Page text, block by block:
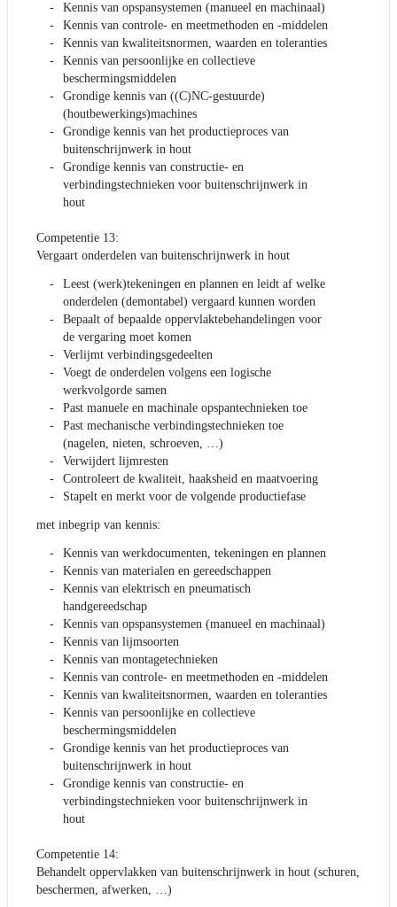
Kennis van opspansystemen (manueel en machinaal)
Kennis van controle- en meetmethoden en -middelen
Kennis van kwaliteitsnormen, waarden en toleranties
Kennis van persoonlijke en collectieve
beschermingsmiddelen
Grondige kennis van ((C)NC-gestuurde)
(houtbewerkings)machines
Grondige kennis van het productieproces van
buitenschrijnwerk in hout
Grondige kennis van constructie- en
verbindingstechnieken voor buitenschrijnwerk in
hout
Competentie 13:
Vergaart onderdelen van buitenschrijnwerk in hout
Leest (werk)tekeningen en plannen en leidt af welke
onderdelen (demontabel) vergaard kunnen worden
Bepaalt of bepaalde oppervlaktebehandelingen voor
de vergaring moet komen
Verlijmt verbindingsgedeelten
Voegt de onderdelen volgens een logische
werkvolgorde samen
Past manuele en machinale opspantechnieken toe
Past mechanische verbindingstechnieken toe
(nagelen, nieten, schroeven, …)
Verwijdert lijmresten
Controleert de kwaliteit, haaksheid en maatvoering
Stapelt en merkt voor de volgende productiefase
met inbegrip van kennis:
Kennis van werkdocumenten, tekeningen en plannen
Kennis van materialen en gereedschappen
Kennis van elektrisch en pneumatisch
handgereedschap
Kennis van opspansystemen (manueel en machinaal)
Kennis van lijmsoorten
Kennis van montagetechnieken
Kennis van controle- en meetmethoden en -middelen
Kennis van kwaliteitsnormen, waarden en toleranties
Kennis van persoonlijke en collectieve
beschermingsmiddelen
Grondige kennis van het productieproces van
buitenschrijnwerk in hout
Grondige kennis van constructie- en
verbindingstechnieken voor buitenschrijnwerk in
hout
Competentie 14:
Behandelt oppervlakken van buitenschrijnwerk in hout (schuren,
beschermen, afwerken, …)